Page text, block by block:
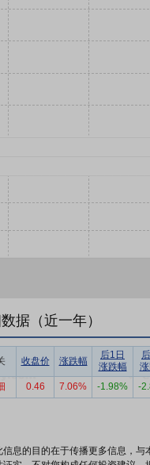
据（近一年）
收盘价 涨跌幅
后1日
涨跌幅
0.46 7.06% -1.98% -
信息的目的在于传播更多信息，